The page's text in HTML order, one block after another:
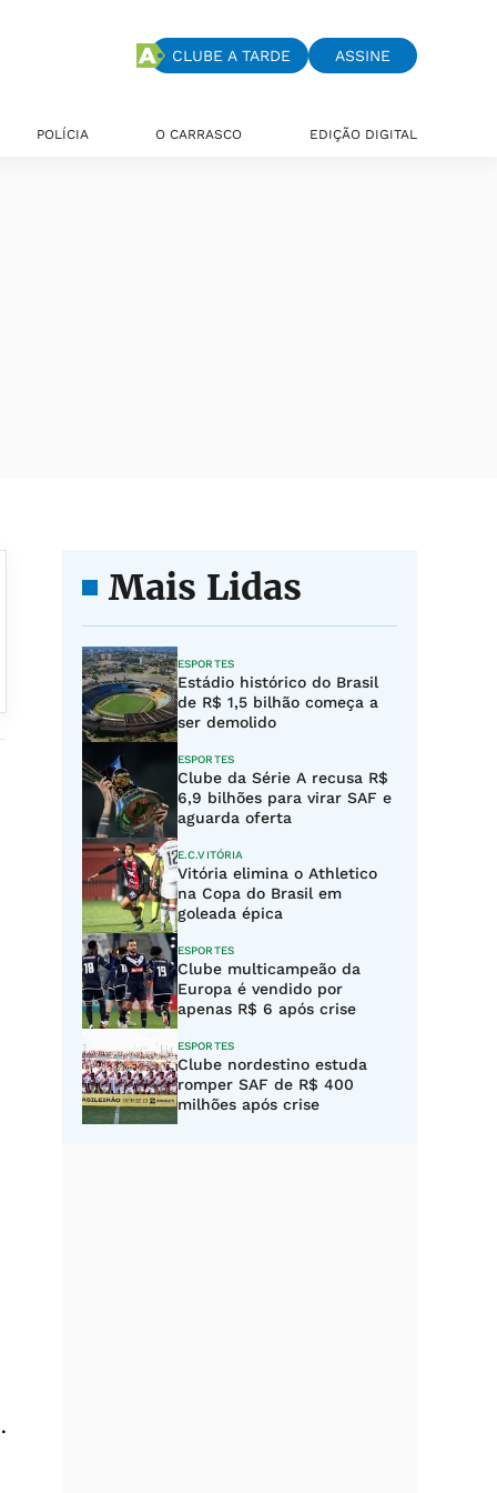
CLUBE A TARDE ASSINE
POLÍCIA O CARRASCO EDIÇÃO DIGITAL
Mais Lidas
ESPORTES
Estádio histórico do Brasil
de R$ 1,5 bilhão começa a
ser demolido
ESPORTES
Clube da Série A recusa R$
6,9 bilhões para virar SAF e
aguarda oferta
E.C.VITÓRIA
Vitória elimina o Athletico
na Copa do Brasil em
goleada épica
ESPORTES
Clube multicampeão da
Europa é vendido por
apenas R$ 6 após crise
ESPORTES
Clube nordestino estuda
romper SAF de R$ 400
milhões após crise